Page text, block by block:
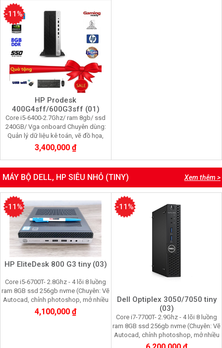
HP Prodesk
400G4sff/600G3sff (01)
Core i5-6400-2.7Ghz/ ram 8gb/ ssd
240GB/ Vga onboard Chuyên dùng:
Quản lý dữ liệu kê toán, vẽ đồ họa,
chơi game, mở nhiều trình duyệt web)
3,400,000 ₫
-11%
Xem thêm >
MÁY BỘ DELL, HP SIÊU NHỎ (TINY)
HP EliteDesk 800 G3 tiny (03)
Core i5-6700T- 2.8Ghz - 4 lõi 8 luồng
ram 8GB ssd 256gb nvme (Chuyên: Vẽ
Autocad, chỉnh photoshop, mở nhiều
trình duyệt web, giả trí đa phương
tiện)
4,100,000 ₫
-11%
Dell Optiplex 3050/7050 tiny
(03)
Core i7-7700T- 2.9Ghz - 4 lõi 8 luồng
ram 8GB ssd 256gb nvme (Chuyên: Vẽ
Autocad, chỉnh photoshop, mở nhiều
trình duyệt web, giả trí đa phương
-11%